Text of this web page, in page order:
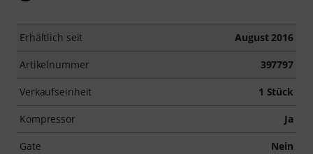
Erhältlich seit August 2016
Artikelnummer 397797
Verkaufseinheit 1 Stück
Kompressor Ja
Gate Nein